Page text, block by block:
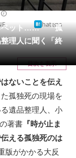
ペット…… 「孤
理人に聞く「終
hatena
目次を表示
ないことを伝え
孤独死の現場を
遺品整理人、小
著書 『時が止ま
える孤独死のは
版がかかる大反